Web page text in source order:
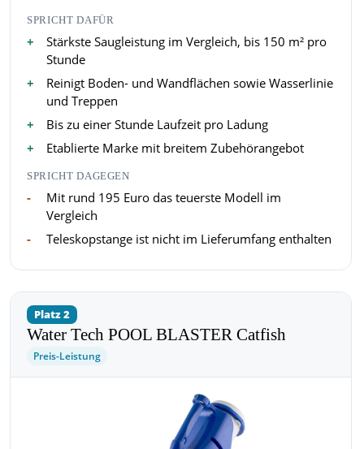
SPRICHT DAFÜR
Stärkste Saugleistung im Vergleich, bis 150 m² pro
Stunde
Reinigt Boden- und Wandflächen sowie Wasserlinie
und Treppen
Bis zu einer Stunde Laufzeit pro Ladung
Etablierte Marke mit breitem Zubehörangebot
SPRICHT DAGEGEN
Mit rund 195 Euro das teuerste Modell im
Vergleich
Teleskopstange ist nicht im Lieferumfang enthalten
Platz 2
Water Tech POOL BLASTER Catfish
Preis-Leistung